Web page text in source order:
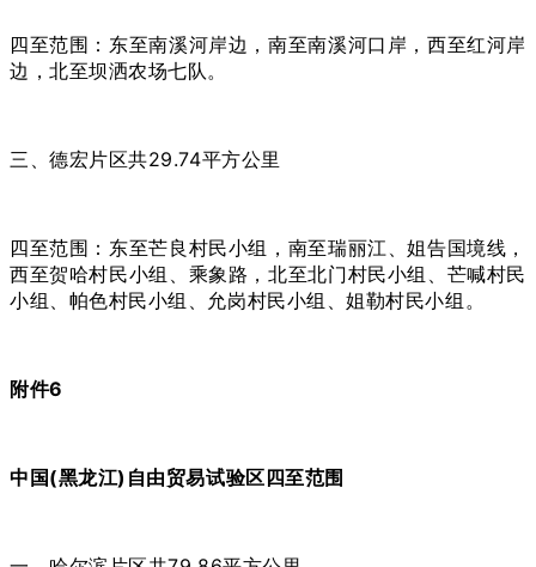
四至范围：东至南溪河岸边，南至南溪河口岸，西至红河岸
边，北至坝洒农场七队。
三、德宏片区共29.74平方公里
四至范围：东至芒良村民小组，南至瑞丽江、姐告国境线，
西至贺哈村民小组、乘象路，北至北门村民小组、芒喊村民
小组、帕色村民小组、允岗村民小组、姐勒村民小组。
附件6
中国(黑龙江)自由贸易试验区四至范围